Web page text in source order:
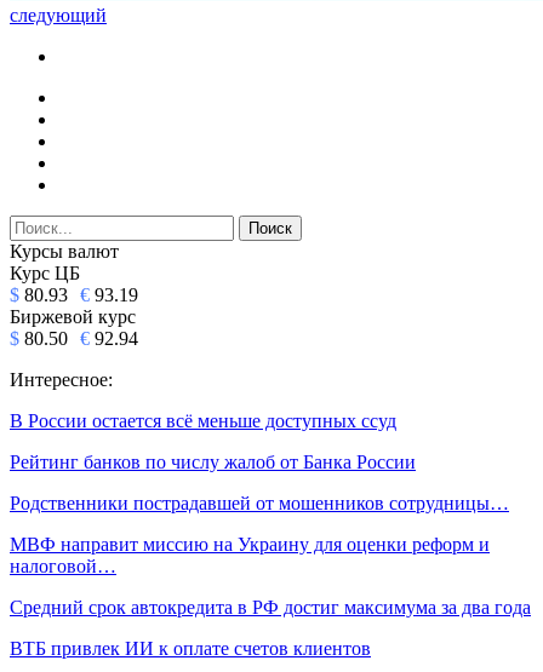
следующий
Курсы валют
Курс ЦБ
$ 80.93 € 93.19
Биржевой курс
$ 80.50 € 92.94
Интересное:
В России остается всё меньше доступных ссуд
Рейтинг банков по числу жалоб от Банка России
Родственники пострадавшей от мошенников сотрудницы…
МВФ направит миссию на Украину для оценки реформ и
налоговой…
Средний срок автокредита в РФ достиг максимума за два года
ВТБ привлек ИИ к оплате счетов клиентов